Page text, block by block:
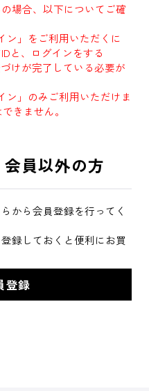
場合、以下についてご確
ン」をご利用いただくに
と、ログインをする
けが完了している必要が
ン」のみご利用いただけま
きません。
員以外の方
から会員登録を行ってく
録しておくと便利にお買